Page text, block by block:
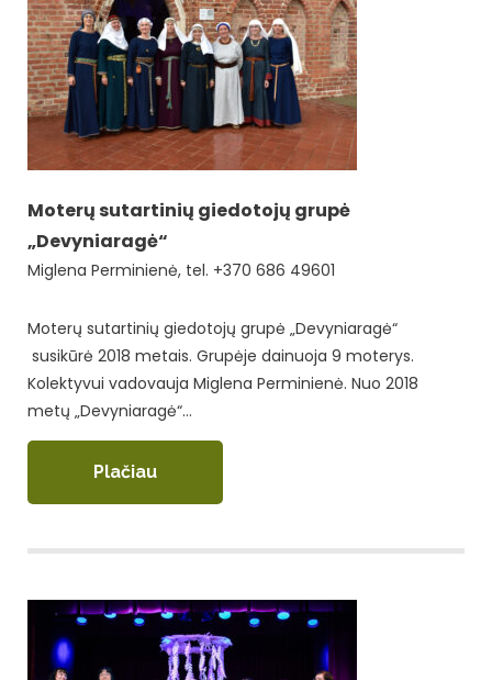
Moterų sutartinių giedotojų grupė
„Devyniaragė“
Miglena Perminienė, tel. +370 686 49601
Moterų sutartinių giedotojų grupė „Devyniaragė“
susikūrė 2018 metais. Grupėje dainuoja 9 moterys.
Kolektyvui vadovauja Miglena Perminienė. Nuo 2018
metų „Devyniaragė“…
Plačiau